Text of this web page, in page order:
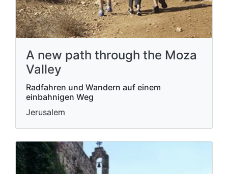
A new path through the Moza
Valley
Radfahren und Wandern auf einem
einbahnigen Weg
Jerusalem